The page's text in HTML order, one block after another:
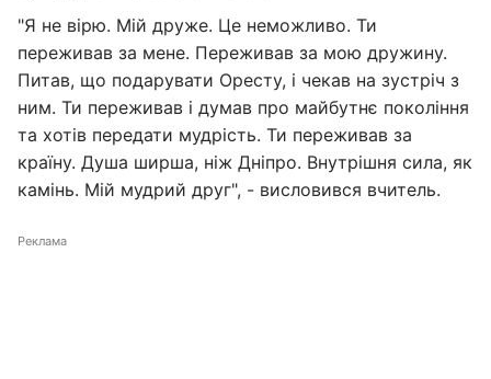
"Я не вірю. Мій друже. Це неможливо. Ти
переживав за мене. Переживав за мою дружину.
Питав, що подарувати Оресту, і чекав на зустріч з
ним. Ти переживав і думав про майбутнє покоління
та хотів передати мудрість. Ти переживав за
країну. Душа ширша, ніж Дніпро. Внутрішня сила, як
камінь. Мій мудрий друг", - висловився вчитель.
Реклама